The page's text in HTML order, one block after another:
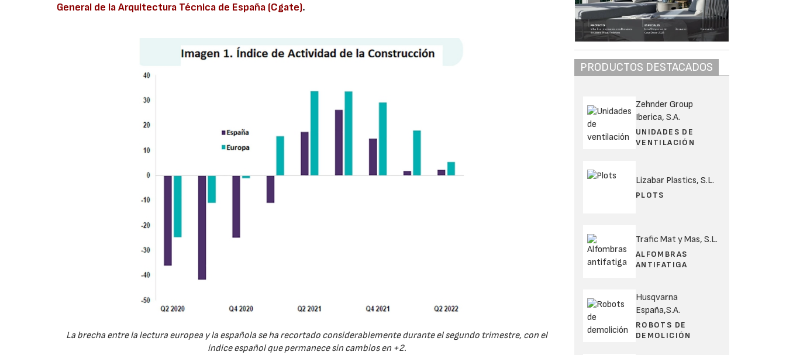
General de la Arquitectura Técnica de España (Cgate).
La brecha entre la lectura europea y la española se ha recortado considerablemente durante el segundo trimestre, con el
índice español que permanece sin cambios en +2.
PRODUCTOS DESTACADOS
Zehnder Group
Iberica, S.A.
UNIDADES DE
VENTILACIÓN
Lizabar Plastics, S.L.
PLOTS
Trafic Mat y Mas, S.L.
ALFOMBRAS
ANTIFATIGA
Husqvarna
España,S.A.
ROBOTS DE
DEMOLICIÓN